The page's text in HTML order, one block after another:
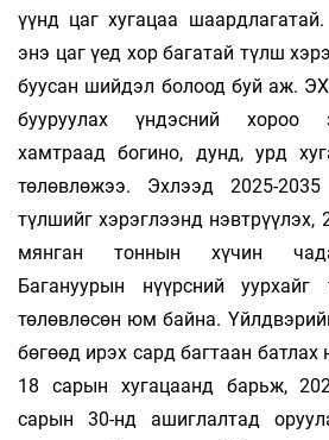
үүнд цаг хугацаа
энэ цаг үед хор багатай түлш
буусан шийдэл болоод буй аж.
бууруулах үндэсний хороо
хамтраад богино, дунд, урд
төлөвлөжээ. Эхлээд 2025-
түлшийг хэрэглээнд
мянган тоннын хүчин
Багануурын нүүрсний уурхайг
төлөвлөсөн юм байна.
бөгөөд ирэх сард багтаан батлах
18 сарын хугацаанд барьж,
сарын 30-нд ашиглалтад